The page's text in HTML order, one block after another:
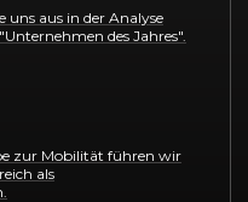
uns aus in der Analyse
des Jahres".
zur Mobilität führen wir
als